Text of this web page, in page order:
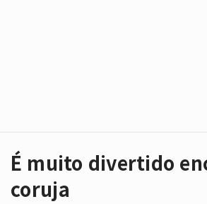
É muito divertido
coruja